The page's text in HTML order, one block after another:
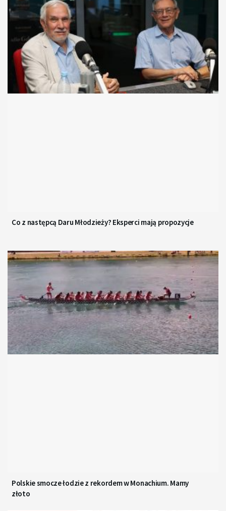
Co z następcą Daru Młodzieży? Eksperci mają propozycje
Polskie smocze łodzie z rekordem w Monachium. Mamy
złoto